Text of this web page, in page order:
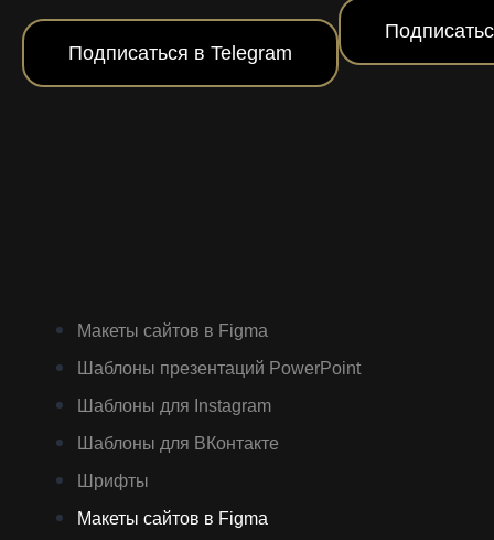
Подписаться в Telegram
Макеты сайтов в Figma
Шаблоны презентаций PowerPoint
Шаблоны для Instagram
Шаблоны для ВКонтакте
Шрифты
Макеты сайтов в Figma